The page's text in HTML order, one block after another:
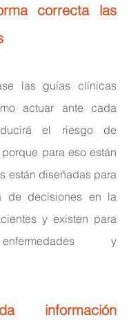
correcta las
las guías clínicas
actuar ante cada
el riesgo de
para eso están
están diseñadas para
de decisiones en la
y existen para
y
información